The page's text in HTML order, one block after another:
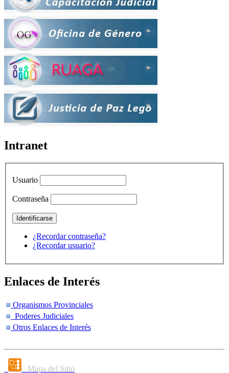
Intranet
Usuario
Contraseña
¿Recordar contraseña?
¿Recordar usuario?
Enlaces de Interés
Organismos Provinciales
Poderes Judiciales
Otros Enlaces de Interés
Mapa del Sitio